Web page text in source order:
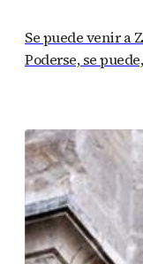
Se puede venir a
Poderse, se